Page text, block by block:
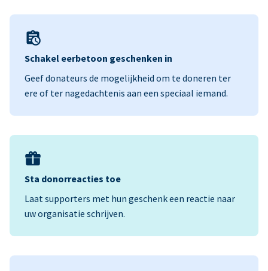
Schakel eerbetoon geschenken in
Geef donateurs de mogelijkheid om te doneren ter
ere of ter nagedachtenis aan een speciaal iemand.
Sta donorreacties toe
Laat supporters met hun geschenk een reactie naar
uw organisatie schrijven.